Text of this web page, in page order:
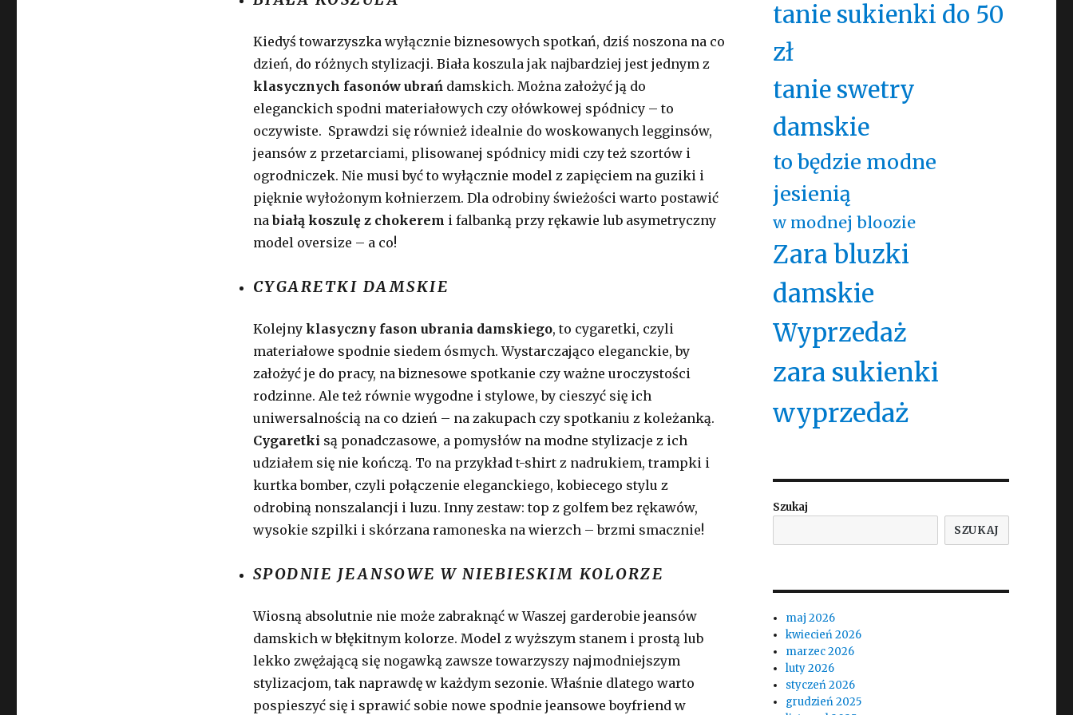
Kiedyś towarzyszka wyłącznie biznesowych spotkań, dziś noszona na co
dzień, do różnych stylizacji. Biała koszula jak najbardziej jest jednym z
klasycznych fasonów ubrań damskich. Można założyć ją do
eleganckich spodni materiałowych czy ołówkowej spódnicy – to
oczywiste. Sprawdzi się również idealnie do woskowanych legginsów,
jeansów z przetarciami, plisowanej spódnicy midi czy też szortów i
ogrodniczek. Nie musi być to wyłącznie model z zapięciem na guziki i
pięknie wyłożonym kołnierzem. Dla odrobiny świeżości warto postawić
nabiałą koszulę z chokerem i falbanką przy rękawie lub asymetryczny
model oversize – a co!
CYGARETKI DAMSKIE
Kolejny klasyczny fason ubrania damskiego, to cygaretki, czyli
materiałowe spodnie siedem ósmych. Wystarczająco eleganckie, by
założyć je do pracy, na biznesowe spotkanie czy ważne uroczystości
rodzinne. Ale też równie wygodne i stylowe, by cieszyć się ich
uniwersalnością na co dzień – na zakupach czy spotkaniu z koleżanką.
Cygaretki są ponadczasowe, a pomysłów na modne stylizacje z ich
udziałem się nie kończą. To na przykład t-shirt z nadrukiem, trampki i
kurtka bomber, czyli połączenie eleganckiego, kobiecego stylu z
odrobiną nonszalancji i luzu. Inny zestaw: top z golfem bez rękawów,
wysokie szpilki i skórzana ramoneska na wierzch – brzmi smacznie!
SPODNIE JEANSOWE W NIEBIESKIM KOLORZE
Wiosną absolutnie nie może zabraknąć w Waszej garderobie jeansów
damskich w błękitnym kolorze. Model z wyższym stanem i prostą lub
lekko zwężającą się nogawką zawsze towarzyszy najmodniejszym
stylizacjom, tak naprawdę w każdym sezonie. Właśnie dlatego warto
pospieszyć się i sprawić sobie nowe spodnie jeansowe boyfriend w
tanie sukienki do 50
zł
tanie swetry
damskie
to będzie modne
jesienią
w modnej bloozie
Zara bluzki
damskie
Wyprzedaż
zara sukienki
wyprzedaż
Szukaj
SZUKAJ
maj 2026
kwiecień 2026
marzec 2026
luty 2026
styczeń 2026
grudzień 2025